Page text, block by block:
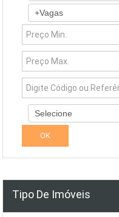
Tipo De Imóveis